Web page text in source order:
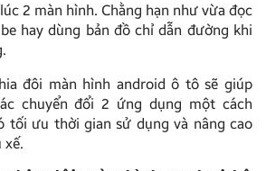
2 màn hình. Chằng hạn như vừa đọc
hay dùng bản đồ chỉ dẫn đường khi
đôi màn hình android ô tô sẽ giúp
chuyển đổi 2 ứng dụng một cách
tối ưu thời gian sử dụng và nâng cao
xế.